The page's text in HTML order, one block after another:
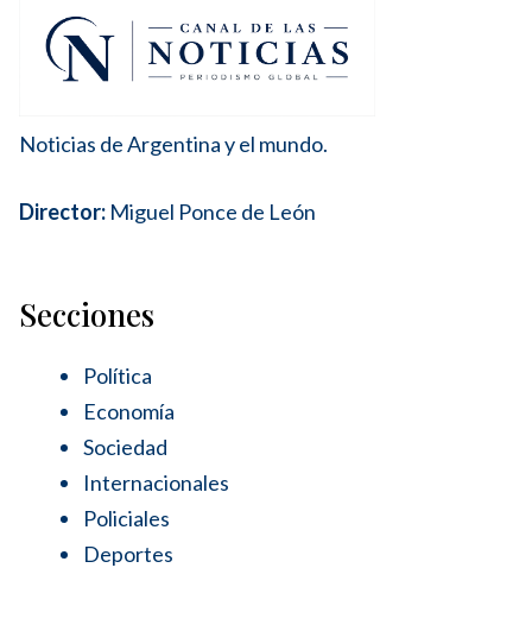
Noticias de Argentina y el mundo.
Director: Miguel Ponce de León
Secciones
Política
Economía
Sociedad
Internacionales
Policiales
Deportes